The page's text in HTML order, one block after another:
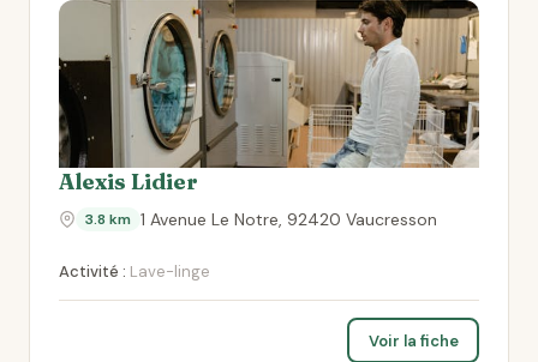
Alexis Lidier
3.8 km 1 Avenue Le Notre, 92420 Vaucresson
Activité : Lave-linge
Voir la fiche